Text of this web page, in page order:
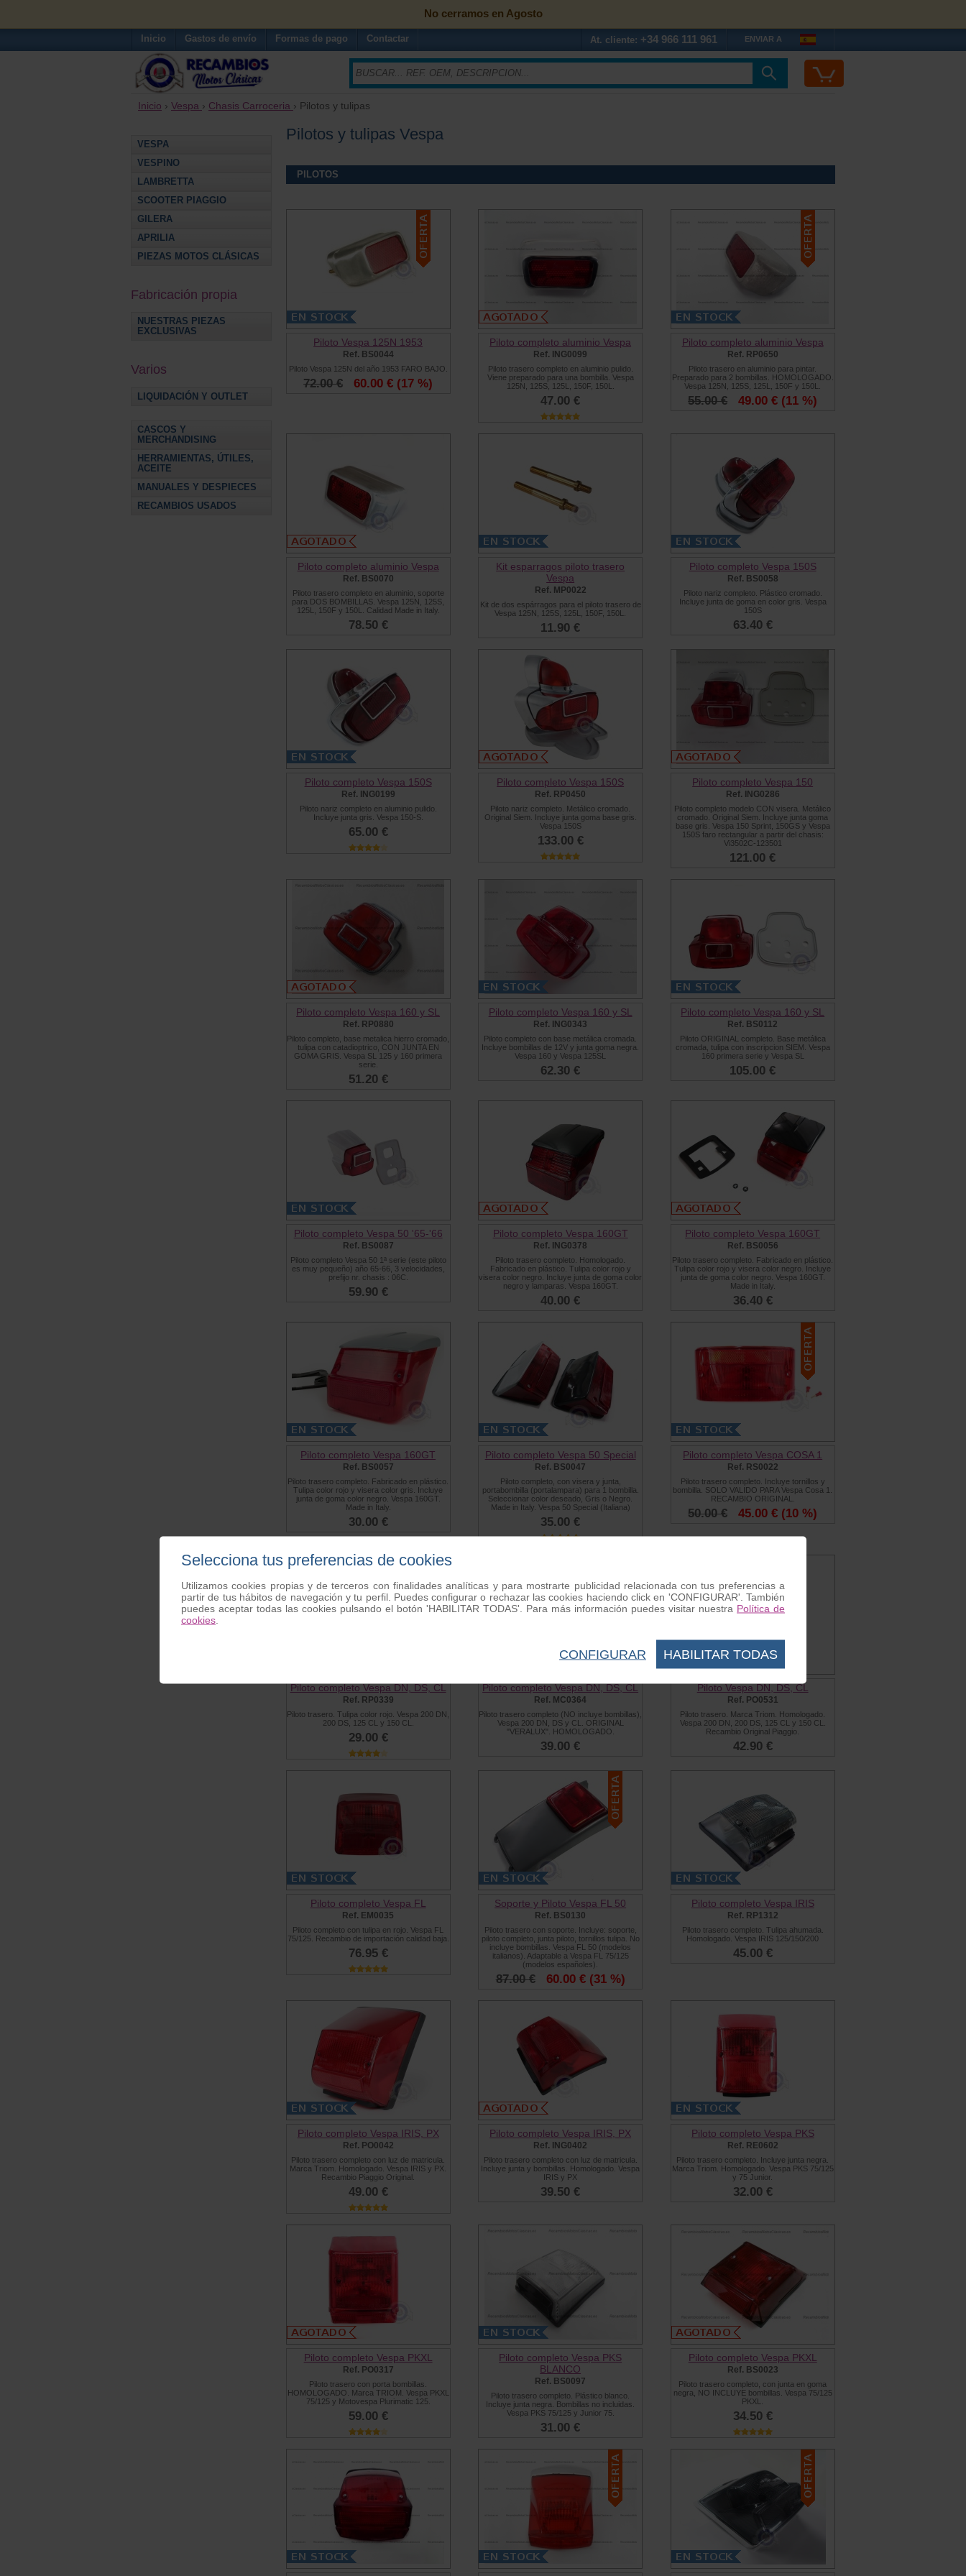
No cerramos en Agosto
Inicio Gastos de envío Formas de pago Contactar At. cliente: +34 966 111 961 ENVIAR A
Inicio › Vespa › Chasis Carroceria › Pilotos y tulipas
VESPA
VESPINO
LAMBRETTA
SCOOTER PIAGGIO
GILERA
APRILIA
PIEZAS MOTOS CLÁSICAS
Fabricación propia
NUESTRAS PIEZAS
EXCLUSIVAS
Varios
LIQUIDACIÓN Y OUTLET
CASCOS Y
MERCHANDISING
HERRAMIENTAS, ÚTILES,
ACEITE
MANUALES Y DESPIECES
RECAMBIOS USADOS
Pilotos y tulipas Vespa
PILOTOS
Piloto Vespa 125N 1953
Ref. BS0044
Piloto Vespa 125N del año 1953 FARO BAJO.
72.00 € 60.00 € (17 %)
Piloto completo aluminio Vespa
Ref. ING0099
Piloto trasero completo en aluminio pulido.
Viene preparado para una bombilla. Vespa
125N, 125S, 125L, 150F, 150L.
47.00 €
Piloto completo aluminio Vespa
Ref. RP0650
Piloto trasero en aluminio para pintar.
Preparado para 2 bombillas. HOMOLOGADO.
Vespa 125N, 125S, 125L, 150F y 150L.
55.00 € 49.00 € (11 %)
Piloto completo aluminio Vespa
Ref. BS0070
Piloto trasero completo en aluminio, soporte
para DOS BOMBILLAS. Vespa 125N, 125S,
125L, 150F y 150L. Calidad Made in Italy.
78.50 €
Kit esparragos piloto trasero
Vespa
Ref. MP0022
Kit de dos espárragos para el piloto trasero de
Vespa 125N, 125S, 125L, 150F, 150L.
11.90 €
Piloto completo Vespa 150S
Ref. BS0058
Piloto nariz completo. Plástico cromado.
Incluye junta de goma en color gris. Vespa
150S
63.40 €
Piloto completo Vespa 150S
Ref. ING0199
Piloto nariz completo en aluminio pulido.
Incluye junta gris. Vespa 150-S.
65.00 €
Piloto completo Vespa 150S
Ref. RP0450
Piloto nariz completo. Metálico cromado.
Original Siem. Incluye junta goma base gris.
Vespa 150S
133.00 €
Piloto completo Vespa 150
Ref. ING0286
Piloto completo modelo CON visera. Metálico
cromado. Original Siem. Incluye junta goma
base gris. Vespa 150 Sprint, 150GS y Vespa
150S faro rectangular a partir del chasis:
Vi3502C-123501
121.00 €
Piloto completo Vespa 160 y SL
Ref. RP0880
Piloto completo, base metalica hierro cromado,
tulipa con catadioptrico, CON JUNTA EN
GOMA GRIS. Vespa SL 125 y 160 primera
serie.
51.20 €
Piloto completo Vespa 160 y SL
Ref. ING0343
Piloto completo con base metálica cromada.
Incluye bombillas de 12V y junta goma negra.
Vespa 160 y Vespa 125SL
62.30 €
Piloto completo Vespa 160 y SL
Ref. BS0112
Piloto ORIGINAL completo. Base metálica
cromada, tulipa con inscripcion SIEM. Vespa
160 primera serie y Vespa SL
105.00 €
Piloto completo Vespa 50 '65-'66
Ref. BS0087
Piloto completo Vespa 50 1ª serie (este piloto
es muy pequeño) año 65-66, 3 velocidades,
prefijo nr. chasis : 06C.
59.90 €
Piloto completo Vespa 160GT
Ref. ING0378
Piloto trasero completo. Homologado.
Fabricado en plástico. Tulipa color rojo y
visera color negro. Incluye junta de goma color
negro y lamparas. Vespa 160GT.
40.00 €
Piloto completo Vespa 160GT
Ref. BS0056
Piloto trasero completo. Fabricado en plástico.
Tulipa color rojo y visera color negro. Incluye
junta de goma color negro. Vespa 160GT.
Made in Italy.
36.40 €
Piloto completo Vespa 160GT
Ref. BS0057
Piloto trasero completo. Fabricado en plástico.
Tulipa color rojo y visera color gris. Incluye
junta de goma color negro. Vespa 160GT.
Made in Italy.
30.00 €
Piloto completo Vespa 50 Special
Ref. BS0047
Piloto completo, con visera y junta,
portabombilla (portalampara) para 1 bombilla.
Seleccionar color deseado, Gris o Negro.
Made in Italy. Vespa 50 Special (Italiana)
35.00 €
Piloto completo Vespa COSA 1
Ref. RS0022
Piloto trasero completo. Incluye tornillos y
bombilla. SOLO VALIDO PARA Vespa Cosa 1.
RECAMBIO ORIGINAL.
50.00 € 45.00 € (10 %)
Piloto completo Vespa DN, DS, CL
Ref. RP0339
Piloto trasero. Tulipa color rojo. Vespa 200 DN,
200 DS, 125 CL y 150 CL.
29.00 €
Piloto completo Vespa DN, DS, CL
Ref. MC0364
Piloto trasero completo (NO incluye bombillas),
Vespa 200 DN, DS y CL. ORIGINAL
"VERALUX". HOMOLOGADO.
39.00 €
Piloto Vespa DN, DS, CL
Ref. PO0531
Piloto trasero. Marca Triom. Homologado.
Vespa 200 DN, 200 DS, 125 CL y 150 CL.
Recambio Original Piaggio.
42.90 €
Piloto completo Vespa FL
Ref. EM0035
Piloto completo con tulipa en rojo. Vespa FL
75/125. Recambio de importación calidad baja.
76.95 €
Soporte y Piloto Vespa FL 50
Ref. BS0130
Piloto trasero con soporte. Incluye: soporte,
piloto completo, junta piloto, tornillos tulipa. No
incluye bombillas. Vespa FL 50 (modelos
italianos). Adaptable a Vespa FL 75/125
(modelos españoles).
87.00 € 60.00 € (31 %)
Piloto completo Vespa IRIS
Ref. RP1312
Piloto trasero completo. Tulipa ahumada.
Homologado. Vespa IRIS 125/150/200
45.00 €
Piloto completo Vespa IRIS, PX
Ref. PO0042
Piloto trasero completo con luz de matricula.
Marca Triom. Homologado. Vespa IRIS y PX.
Recambio Piaggio Original.
49.00 €
Piloto completo Vespa IRIS, PX
Ref. ING0402
Piloto trasero completo con luz de matricula.
Incluye junta y bombillas. Homologado. Vespa
IRIS y PX
39.50 €
Piloto completo Vespa PKS
Ref. RE0602
Piloto trasero completo. Incluye junta negra.
Marca Triom. Homologado. Vespa PKS 75/125
y 75 Junior.
32.00 €
Piloto completo Vespa PKXL
Ref. PO0317
Piloto trasero con porta bombillas.
HOMOLOGADO. Marca TRIOM. Vespa PKXL
75/125 y Motovespa Plurimatic 125.
59.00 €
Piloto completo Vespa PKS
BLANCO
Ref. BS0097
Piloto trasero completo. Plástico blanco.
Incluye junta negra. Bombillas no incluidas.
Vespa PKS 75/125 y Junior 75.
31.00 €
Piloto completo Vespa PKXL
Ref. BS0023
Piloto trasero completo, con junta en goma
negra, NO INCLUYE bombillas. Vespa 75/125
PKXL.
34.50 €
Selecciona tus preferencias de cookies
Utilizamos cookies propias y de terceros con finalidades analíticas y para mostrarte publicidad relacionada con tus preferencias a
partir de tus hábitos de navegación y tu perfil. Puedes configurar o rechazar las cookies haciendo click en 'CONFIGURAR'. También
puedes aceptar todas las cookies pulsando el botón 'HABILITAR TODAS'. Para más información puedes visitar nuestra Política de
cookies
CONFIGURAR HABILITAR TODAS